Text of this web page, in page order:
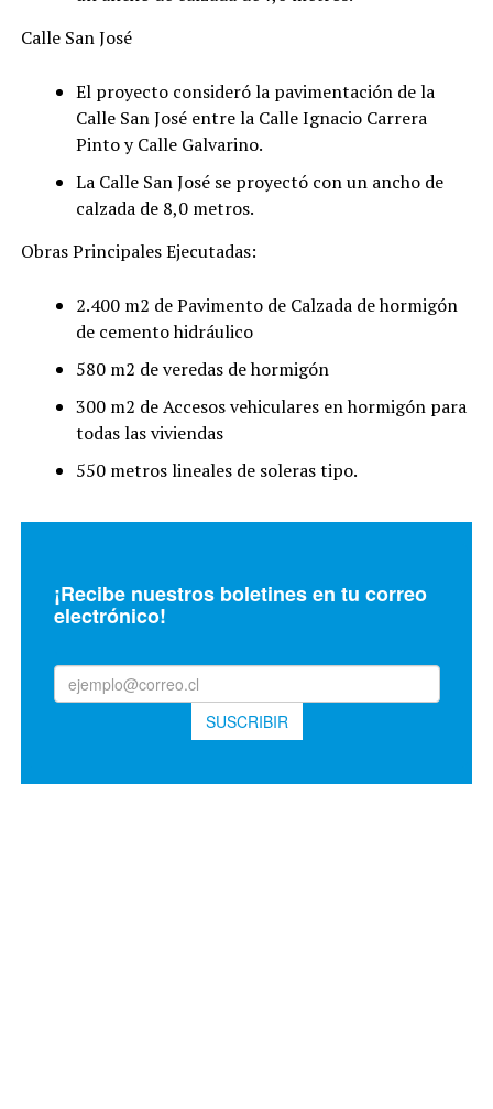
Calle San José
El proyecto consideró la pavimentación de la
Calle San José entre la Calle Ignacio Carrera
Pinto y Calle Galvarino.
La Calle San José se proyectó con un ancho de
calzada de 8,0 metros.
Obras Principales Ejecutadas:
2.400 m2 de Pavimento de Calzada de hormigón
de cemento hidráulico
580 m2 de veredas de hormigón
300 m2 de Accesos vehiculares en hormigón para
todas las viviendas
550 metros lineales de soleras tipo.